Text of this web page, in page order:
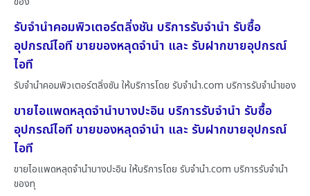
รับจำนำคอมพิวเตอร์ตลิ่งชัน บริการรับจำนำ รับซื้อ
อุปกรณ์ไอที ขายของหลุดจำนำ และ รับฝากขายอุปกรณ์
ไอที
รับจำนำคอมพิวเตอร์ตลิ่งชัน ให้บริการโดย รับจํานํา.com บริการรับจำนำของ
ขายไอแพดหลุดจำนำบางปะอิน บริการรับจำนำ รับซื้อ
อุปกรณ์ไอที ขายของหลุดจำนำ และ รับฝากขายอุปกรณ์
ไอที
ขายไอแพดหลุดจำนำบางปะอิน ให้บริการโดย รับจํานํา.com บริการรับจำนำ
ของทุ